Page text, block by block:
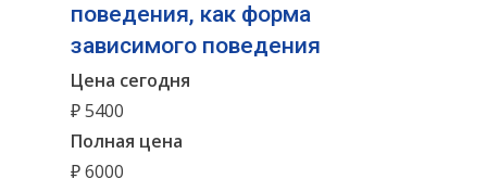
поведения, как форма
зависимого поведения
Цена сегодня
₽ 5400
Полная цена
₽ 6000